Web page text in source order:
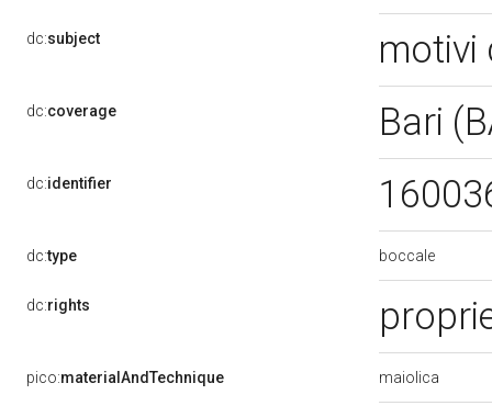
dc:subject motivi
dc:coverage Bari
dc:identifier
dc:type boccale
dc:rights
pico:materialAndTechnique maiolica